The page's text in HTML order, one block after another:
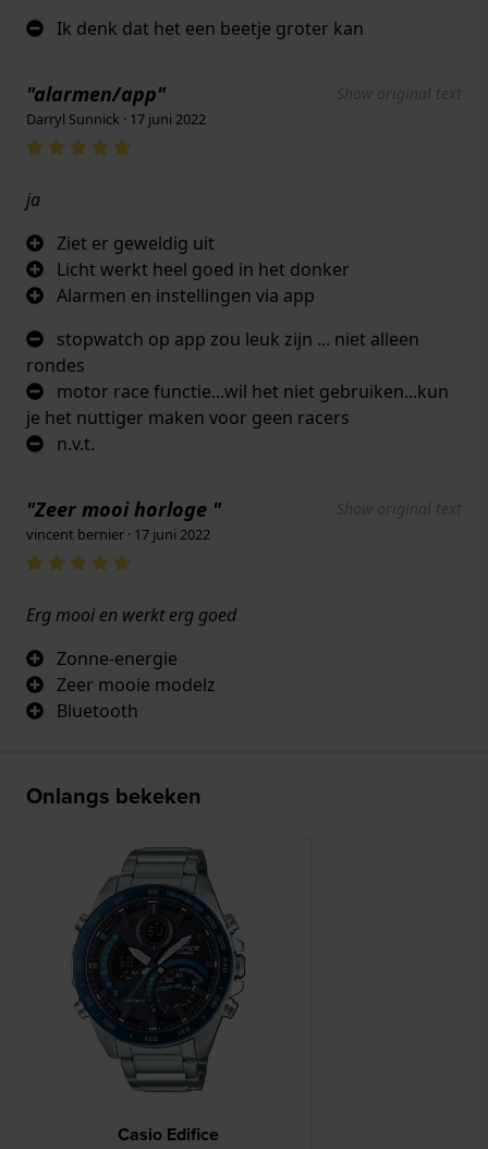
Ik denk dat het een beetje groter kan
"alarmen/app" Show original text
Darryl Sunnick · 17 juni 2022
ja
Ziet er geweldig uit
Licht werkt heel goed in het donker
Alarmen en instellingen via app
stopwatch op app zou leuk zijn ... niet alleen
rondes
motor race functie...wil het niet gebruiken...kun
je het nuttiger maken voor geen racers
n.v.t.
"Zeer mooi horloge " Show original text
vincent bernier · 17 juni 2022
Erg mooi en werkt erg goed
Zonne-energie
Zeer mooie modelz
Bluetooth
Onlangs bekeken
Casio Edifice